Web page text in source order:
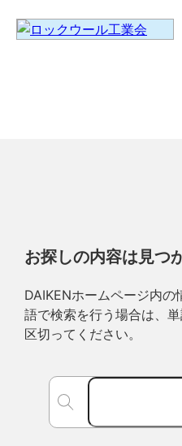
お探しの内容は見つ
DAIKENホームページ内
語で検索を行う場合は、
区切ってください。